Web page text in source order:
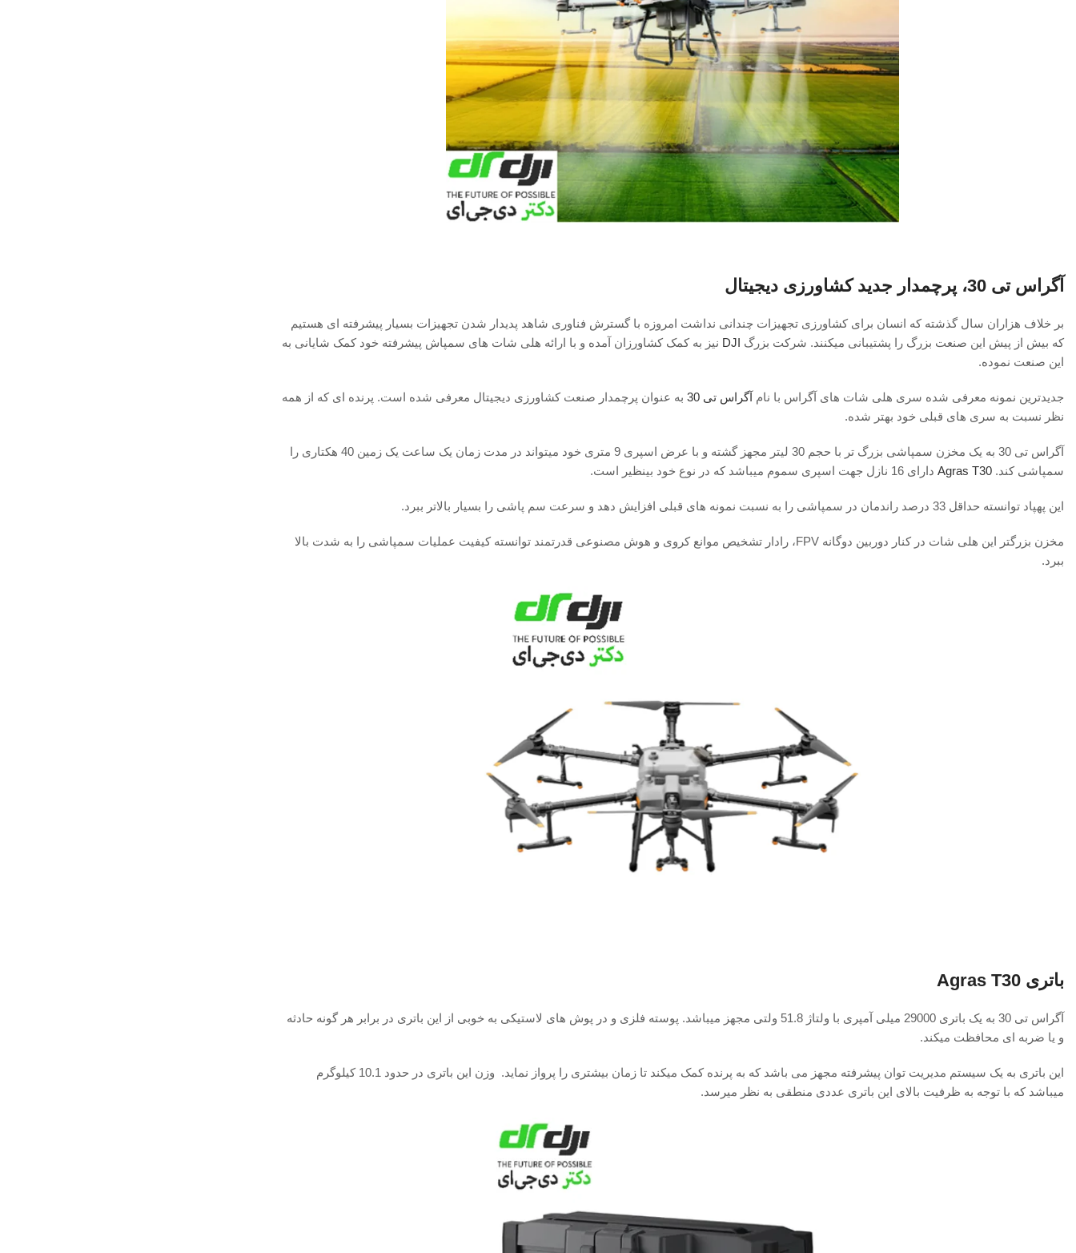
آگراس تی 30، پرچمدار جدید کشاورزی دیجیتال
بر خلاف هزاران سال گذشته که انسان برای کشاورزی تجهیزات چندانی نداشت امروزه با گسترش فناوری شاهد پدیدار شدن تجهیزات بسیار پیشرفته ای هستیم
که بیش از پیش این صنعت بزرگ را پشتیبانی میکنند. شرکت بزرگ DJI نیز به کمک کشاورزان آمده و با ارائه هلی شات های سمپاش پیشرفته خود کمک شایانی به
این صنعت نموده.
جدیدترین نمونه معرفی شده سری هلی شات های آگراس با نام آگراس تی 30
به عنوان پرچمدار صنعت کشاورزی دیجیتال معرفی شده است. پرنده ای که از همه
نظر نسبت به سری های قبلی خود بهتر شده.
آگراس تی 30 به یک مخزن سمپاشی بزرگ تر با حجم 30 لیتر مجهز گشته و با عرض اسپری 9 متری خود میتواند در مدت زمان یک ساعت یک زمین 40 هکتاری را
سمپاشی کند. Agras T30 دارای 16 نازل جهت اسپری سموم میباشد که در نوع خود بینظیر است.
این پهپاد توانسته حداقل 33 درصد راندمان در سمپاشی را به نسبت نمونه های قبلی افزایش دهد و سرعت سم پاشی را بسیار بالاتر ببرد.
مخزن بزرگتر این هلی شات در کنار دوربین دوگانه FPV، رادار تشخیص موانع کروی و هوش مصنوعی قدرتمند توانسته کیفیت عملیات سمپاشی را به شدت بالا
ببرد.
باتری Agras T30
آگراس تی 30 به یک باتری 29000 میلی آمپری با ولتاژ 51.8 ولتی مجهز میباشد. پوسته فلزی و در پوش های لاستیکی به خوبی از این باتری در برابر هر گونه حادثه
و یا ضربه ای محافظت میکند.
این باتری به یک سیستم مدیریت توان پیشرفته مجهز می باشد که به پرنده کمک میکند تا زمان بیشتری را پرواز نماید. وزن این باتری در حدود 10.1 کیلوگرم
میباشد که با توجه به ظرفیت بالای این باتری عددی منطقی به نظر میرسد.